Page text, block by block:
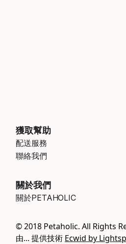
獲取幫助
配送服務
聯絡我們
關於我們
關於PETAHOLIC
© 2018 Petaholic. All Rights
由... 提供技術 Ecwid by